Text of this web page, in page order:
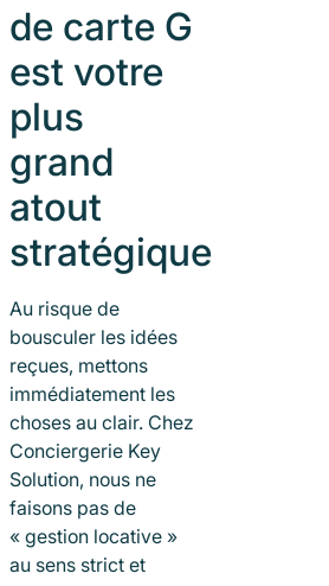
de carte G
est votre
plus
grand
atout
stratégique
Au risque de
bousculer les idées
reçues, mettons
immédiatement les
choses au clair. Chez
Conciergerie Key
Solution, nous ne
faisons pas de
« gestion locative »
au sens strict et